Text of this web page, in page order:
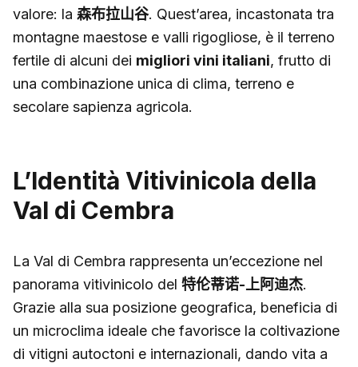
valore: la 森布拉山谷. Quest’area, incastonata tra
montagne maestose e valli rigogliose, è il terreno
fertile di alcuni dei migliori vini italiani, frutto di
una combinazione unica di clima, terreno e
secolare sapienza agricola.
L’Identità Vitivinicola della
Val di Cembra
La Val di Cembra rappresenta un’eccezione nel
panorama vitivinicolo del 特伦蒂诺-上阿迪杰.
Grazie alla sua posizione geografica, beneficia di
un microclima ideale che favorisce la coltivazione
di vitigni autoctoni e internazionali, dando vita a